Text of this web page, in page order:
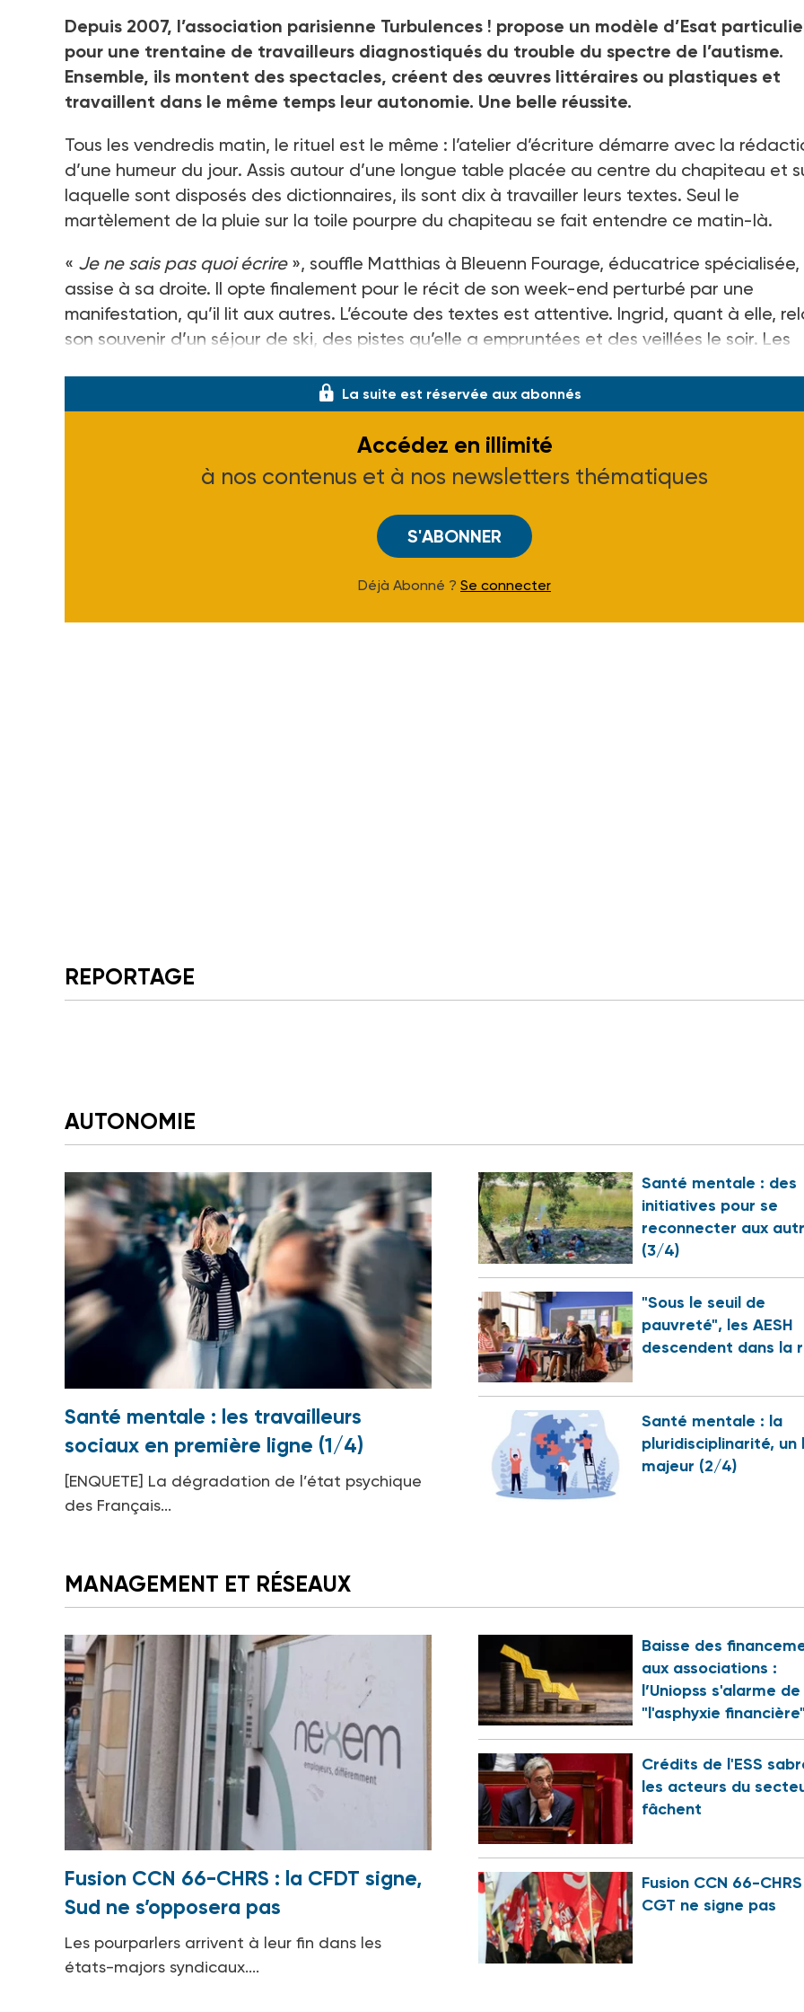
Depuis 2007, l’association parisienne Turbulences ! propose un modèle d’Esat
pour une trentaine de travailleurs diagnostiqués du trouble du spectre de l’autisme.
Ensemble, ils montent des spectacles, créent des œuvres littéraires ou plastiques et
travaillent dans le même temps leur autonomie. Une belle réussite.
Tous les vendredis matin, le rituel est le même : l’atelier d’écriture démarre avec la
d’une humeur du jour. Assis autour d’une longue table placée au centre du chapiteau et
laquelle sont disposés des dictionnaires, ils sont dix à travailler leurs textes. Seul le
martèlement de la pluie sur la toile pourpre du chapiteau se fait entendre ce matin-là.
« Je ne sais pas quoi écrire», souffle Matthias à Bleuenn Fourage, éducatrice spécialisée,
assise à sa droite. Il opte finalement pour le récit de son week-end perturbé par une
manifestation, qu’il lit aux autres. L’écoute des textes est attentive. Ingrid, quant à elle,
son souvenir d’un séjour de ski, des pistes qu’elle a empruntées et des veillées le soir. Les
La suite est réservée aux abonnés
Accédez en illimité
à nos contenus et à nos newsletters thématiques
S'ABONNER
Déjà Abonné ? Se connecter
REPORTAGE
AUTONOMIE
Santé mentale : les travailleurs
sociaux en première ligne (1/4)
[ENQUETE] La dégradation de l’état psychique
des Français...
Santé mentale : des
initiatives pour se
reconnecter aux
(3/4)
"Sous le seuil de
pauvreté", les AESH
descendent dans la
Santé mentale : la
pluridisciplinarité, un
majeur (2/4)
MANAGEMENT ET RÉSEAUX
Fusion CCN 66-CHRS : la CFDT signe,
Sud ne s’opposera pas
Les pourparlers arrivent à leur fin dans les
états-majors syndicaux....
Baisse des
aux associations :
l’Uniopss s'alarme de
"l'asphyxie financière"
Crédits de l'ESS
les acteurs du
fâchent
Fusion CCN 66-
CGT ne signe pas